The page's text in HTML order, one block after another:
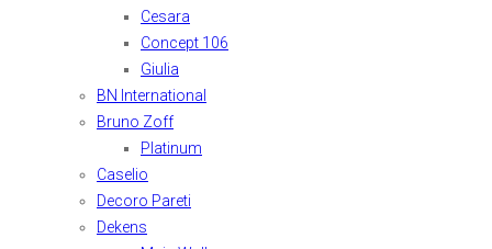
Cesara
Concept 106
Giulia
BN International
Bruno Zoff
Platinum
Caselio
Decoro Pareti
Dekens